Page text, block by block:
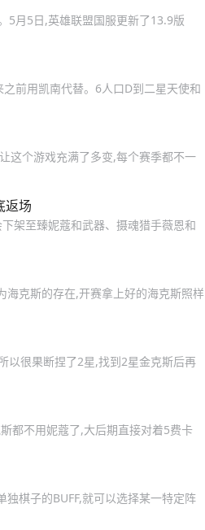
5月5日,英雄联盟国服更新了13.9版
前用凯南代替。6人口D到二星天使和
这个游戏充满了多变,每个赛季都不一
返场
架至臻妮蔻和武器、摄魂猎手薇恩和
克斯的存在,开赛拿上好的海克斯照样
以很果断捏了2星,找到2星金克斯后再
都不用妮蔻了,大后期直接对着5费卡
棋子的BUFF,就可以选择某一特定阵